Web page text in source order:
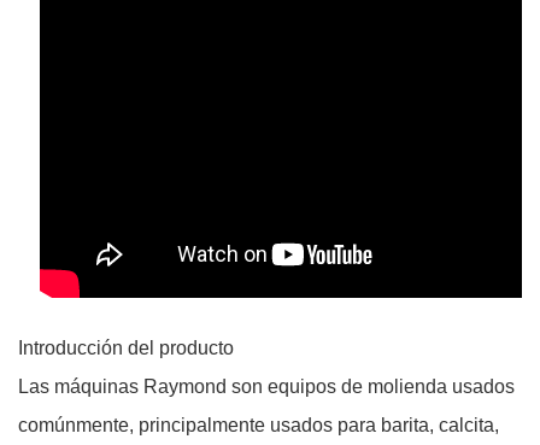
Introducción del producto
Las máquinas Raymond son equipos de molienda usados
comúnmente, principalmente usados ​​para barita, calcita,